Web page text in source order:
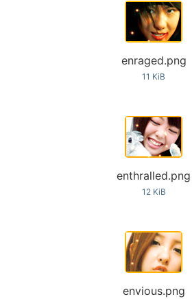
enraged.png
11 KiB
enthralled.png
12 KiB
envious.png